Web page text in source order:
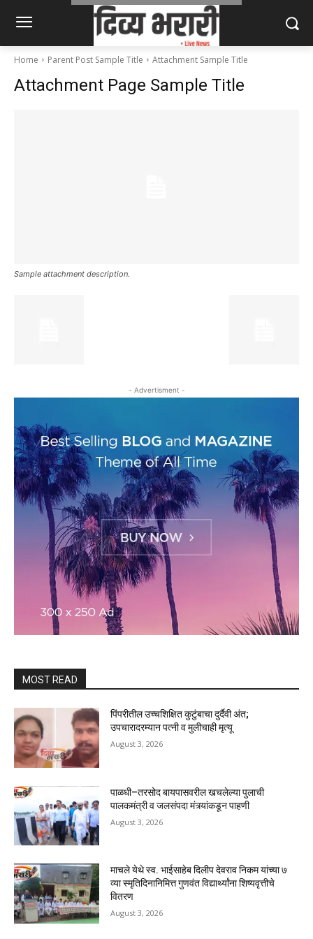
Home Parent Post Sample Title Attachment Sample Title
Attachment Page Sample Title
Sample attachment description.
- Advertisment -
MOST READ
पिंपरीतील उच्चशिक्षित कुटुंबाचा दुर्दैवी अंत;
उपचारादरम्यान पत्नी व मुलीचाही मृत्यू
August 3, 2026
पाळधी–तरसोद बायपासवरील खचलेल्या पुलाची
पालकमंत्री व जलसंपदा मंत्र्यांकडून पाहणी
August 3, 2026
माचले येथे स्व. भाईसाहेब दिलीप देवराव निकम यांच्या ७
व्या स्मृतिदिनानिमित्त गुणवंत विद्यार्थ्यांना शिष्यवृत्तीचे
वितरण
August 3, 2026